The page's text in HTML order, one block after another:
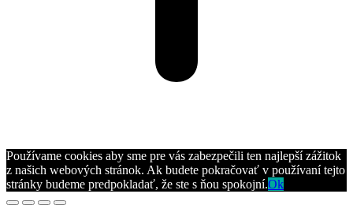
Používame cookies aby sme pre vás zabezpečili ten najlepší zážitok
z našich webových stránok. Ak budete pokračovať v používaní tejto
stránky budeme predpokladať, že ste s ňou spokojní.Ok